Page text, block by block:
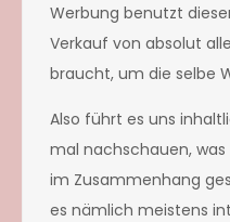
Werbung benutzt
Verkauf von absolut
braucht, um die selbe
Also führt es uns
mal nachschauen,
im Zusammenhang
es nämlich meistens